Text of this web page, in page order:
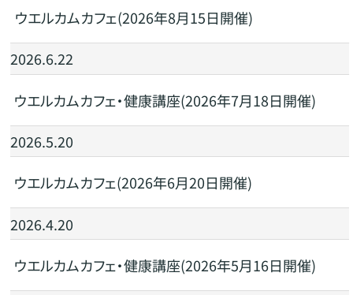
ウエルカムカフェ(2026年8月15日開催)
2026.6.22
ウエルカムカフェ・健康講座(2026年7月18日開催)
2026.5.20
ウエルカムカフェ(2026年6月20日開催)
2026.4.20
ウエルカムカフェ・健康講座(2026年5月16日開催)